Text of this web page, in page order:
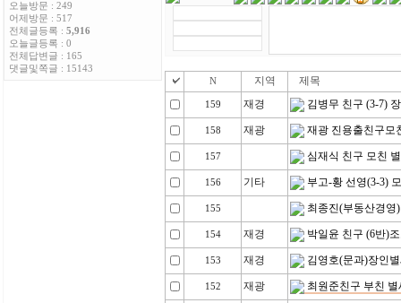
오늘방문 : 249
어제방문 : 517
전체글등록 : 5,916
오늘글등록 : 0
전체답변글 : 165
댓글및쪽글 : 15143
N 지역 제목
159 재경 김병무 친구 (3-7)
158 재광 재광 진용출친구모
157 심재식 친구 모친
156 기타 부고-황 선영(3-3)
155 최종진(부동산경영
154 재경 박일윤 친구 (6반)
153 재경 김영호(문과)장인
152 재광 최원준친구 부친 별